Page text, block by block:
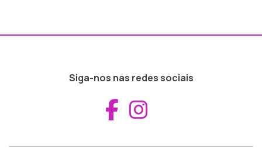
Siga-nos nas redes sociais
Aceder ao